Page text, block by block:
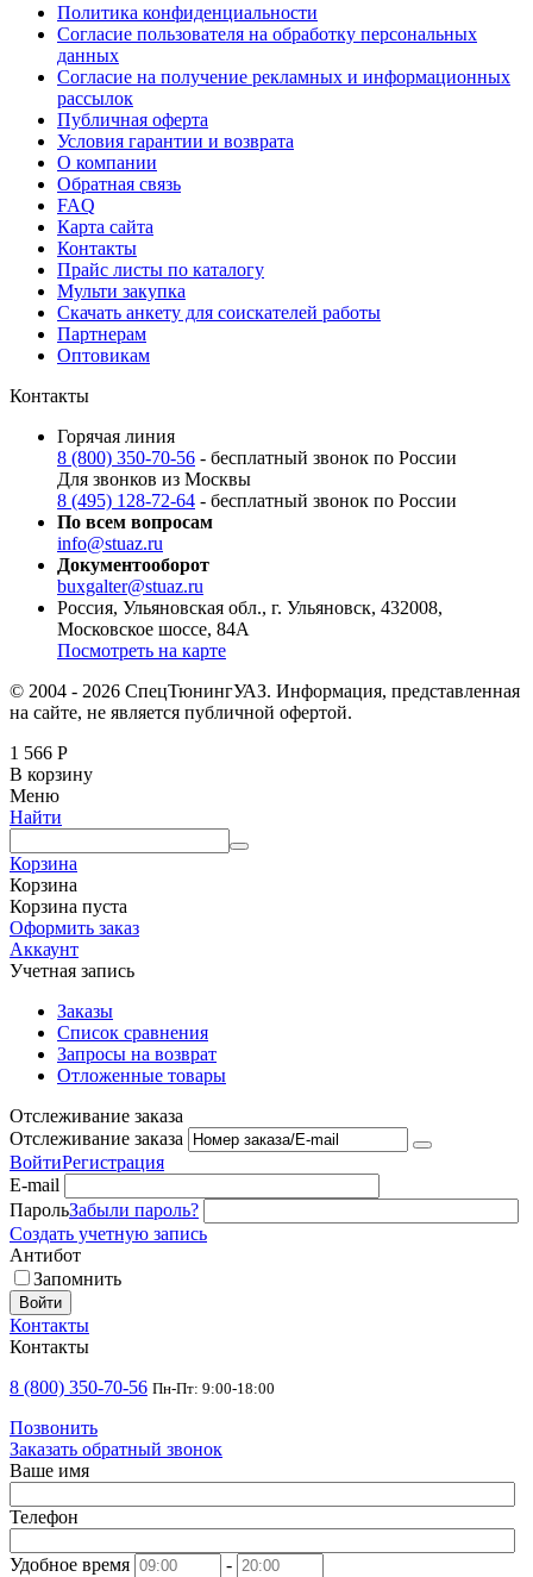
Политика конфиденциальности
Согласие пользователя на обработку персональных
данных
Согласие на получение рекламных и информационных
рассылок
Публичная оферта
Условия гарантии и возврата
О компании
Обратная связь
FAQ
Карта сайта
Контакты
Прайс листы по каталогу
Мульти закупка
Скачать анкету для соискателей работы
Партнерам
Оптовикам
Контакты
Горячая линия
8 (800) 350-70-56 - бесплатный звонок по России
Для звонков из Москвы
8 (495) 128-72-64 - бесплатный звонок по России
По всем вопросам
info@stuaz.ru
Документооборот
buxgalter@stuaz.ru
Россия, Ульяновская обл., г. Ульяновск, 432008,
Московское шоссе, 84А
Посмотреть на карте
© 2004 - 2026 СпецТюнингУАЗ. Информация, представленная
на сайте, не является публичной офертой.
1 566 Р
В корзину
Меню
Найти
Корзина
Корзина
Корзина пуста
Оформить заказ
Аккаунт
Учетная запись
Заказы
Список сравнения
Запросы на возврат
Отложенные товары
Отслеживание заказа
Отслеживание заказа
ВойтиРегистрация
E-mail
ПарольЗабыли пароль?
Создать учетную запись
Антибот
Запомнить
Войти
Контакты
Контакты
8 (800) 350-70-56 Пн-Пт: 9:00-18:00
Позвонить
Заказать обратный звонок
Ваше имя
Телефон
Удобное время -